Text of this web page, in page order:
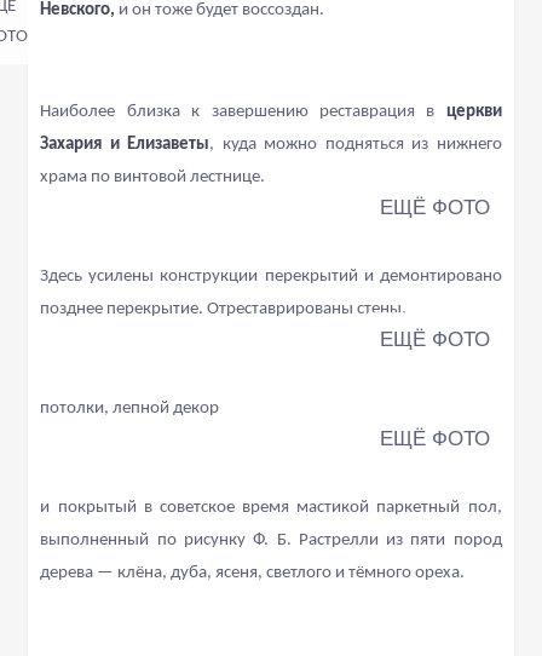
Невского, и он тоже будет воссоздан.
Наиболее близка к завершению реставрация в церкви
Захария и Елизаветы, куда можно подняться из нижнего
храма по винтовой лестнице.
Здесь усилены конструкции перекрытий и демонтировано
позднее перекрытие. Отреставрированы стены,
потолки, лепной декор
и покрытый в советское время мастикой паркетный пол,
выполненный по рисунку Ф. Б. Растрелли из пяти пород
дерева — клёна, дуба, ясеня, светлого и тёмного ореха.